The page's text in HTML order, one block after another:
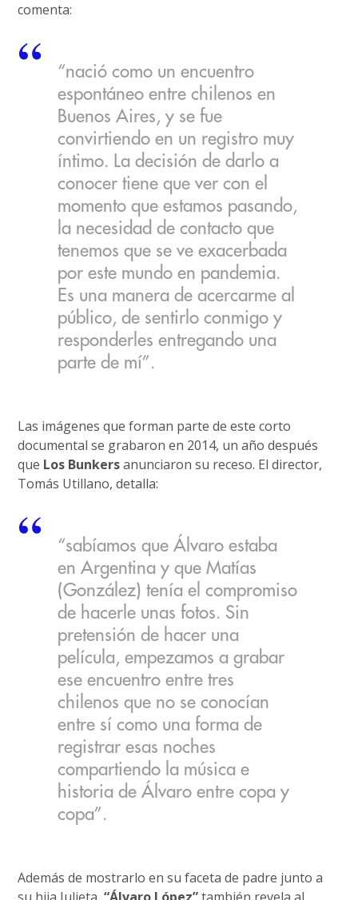
comenta:
“nació como un encuentro
espontáneo entre chilenos en
Buenos Aires, y se fue
convirtiendo en un registro muy
íntimo. La decisión de darlo a
conocer tiene que ver con el
momento que estamos pasando,
la necesidad de contacto que
tenemos que se ve exacerbada
por este mundo en pandemia.
Es una manera de acercarme al
público, de sentirlo conmigo y
responderles entregando una
parte de mí”.
Las imágenes que forman parte de este corto
documental se grabaron en 2014, un año después
que Los Bunkersanunciaron su receso. El director,
Tomás Utillano, detalla:
“sabíamos que Álvaro estaba
en Argentina y que Matías
(González) tenía el compromiso
de hacerle unas fotos. Sin
pretensión de hacer una
película, empezamos a grabar
ese encuentro entre tres
chilenos que no se conocían
entre sí como una forma de
registrar esas noches
compartiendo la música e
historia de Álvaro entre copa y
copa”.
Además de mostrarlo en su faceta de padre junto a
su hija Julieta,“Álvaro López”también revela al